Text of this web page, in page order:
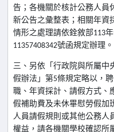
告；各機關於核計公務人員
新公告之彙整表；相關年資
情形之處理請依銓敘部113年
11357408342號函規定辦理。
三、另依「行政院與所屬中
假辦法」第5條規定略以，
職、年資採計、請假方式、
假補助費及未休畢慰勞假加
人員請假規則或其他公務人
權益，請各機關學校確認所